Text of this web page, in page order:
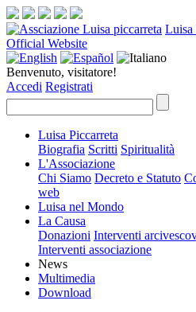
Luisa
Official Website
Benvenuto, visitatore!
Accedi Registrati
Luisa Piccarreta
Biografia Scritti Spiritualità
L'Associazione
Chi Siamo Decreto e Statuto
web
Luisa nel Mondo
La Causa
Donazioni Interventi
Interventi associazione
News
Multimedia
Download